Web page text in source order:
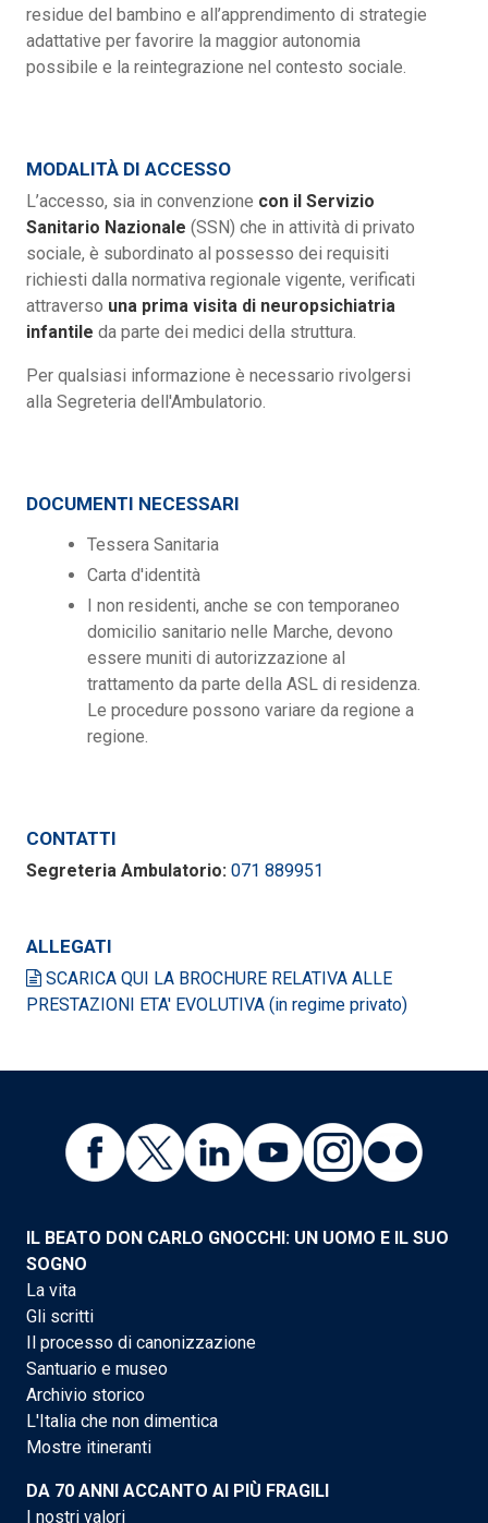
residue del bambino e all’apprendimento di strategie
adattative per favorire la maggior autonomia
possibile e la reintegrazione nel contesto sociale.
MODALITÀ DI ACCESSO
L’accesso, sia in convenzione con il Servizio
Sanitario Nazionale (SSN) che in attività di privato
sociale, è subordinato al possesso dei requisiti
richiesti dalla normativa regionale vigente, verificati
attraverso una prima visita di neuropsichiatria
infantile da parte dei medici della struttura.
Per qualsiasi informazione è necessario rivolgersi
alla Segreteria dell'Ambulatorio.
DOCUMENTI NECESSARI
Tessera Sanitaria
Carta d'identità
I non residenti, anche se con temporaneo
domicilio sanitario nelle Marche, devono
essere muniti di autorizzazione al
trattamento da parte della ASL di residenza.
Le procedure possono variare da regione a
regione.
CONTATTI
Segreteria Ambulatorio: 071 889951
ALLEGATI
SCARICA QUI LA BROCHURE RELATIVA ALLE
PRESTAZIONI ETA' EVOLUTIVA (in regime privato)
IL BEATO DON CARLO GNOCCHI: UN UOMO E IL SUO
SOGNO
La vita
Gli scritti
Il processo di canonizzazione
Santuario e museo
Archivio storico
L'Italia che non dimentica
Mostre itineranti
DA 70 ANNI ACCANTO AI PIÙ FRAGILI
I nostri valori